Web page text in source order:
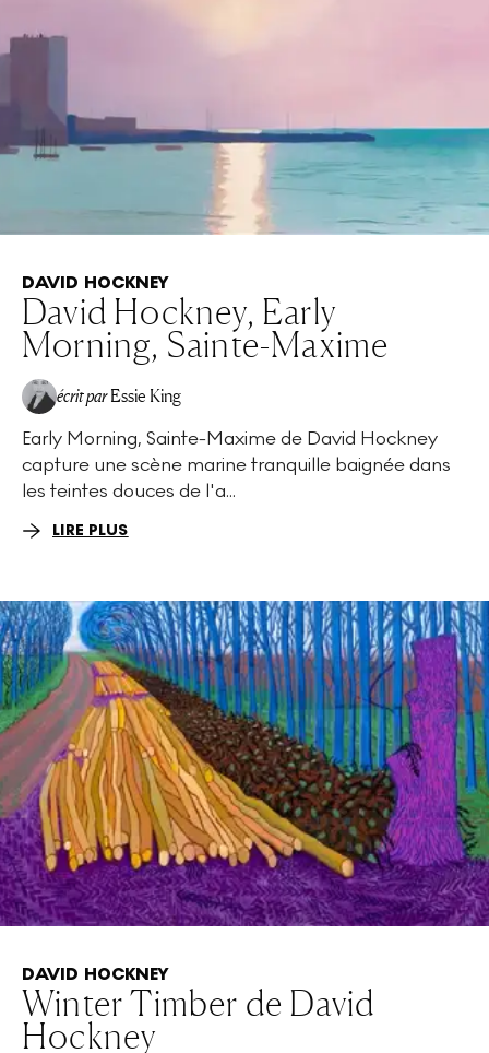
DAVID HOCKNEY
David Hockney, Early
Morning, Sainte-Maxime
écrit par Essie King
Early Morning, Sainte-Maxime de David Hockney
capture une scène marine tranquille baignée dans
les teintes douces de l'a...
LIRE PLUS
DAVID HOCKNEY
Winter Timber de David
Hockney